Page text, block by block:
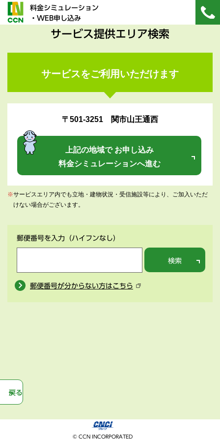
料金シミュレーション
・WEB申し込み
サービス提供エリア検索
サービスをご利用いただけます
〒501-3251 関市山王通西
上記の地域で お申し込み
料金シミュレーションへ進む
※サービスエリア内でも立地・建物状況・受信施設等により、ご加入いただ
けない場合がございます。
郵便番号を入力 （ハイフンなし）
検索
郵便番号が分からない方はこちら
戻る
© CCN INCORPORATED